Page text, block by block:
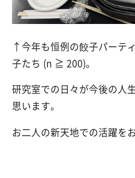
↑今年も恒例の餃子パーテ
子たち (n ≧ 200)。
研究室での日々が今後の人
思います。
お二人の新天地での活躍を